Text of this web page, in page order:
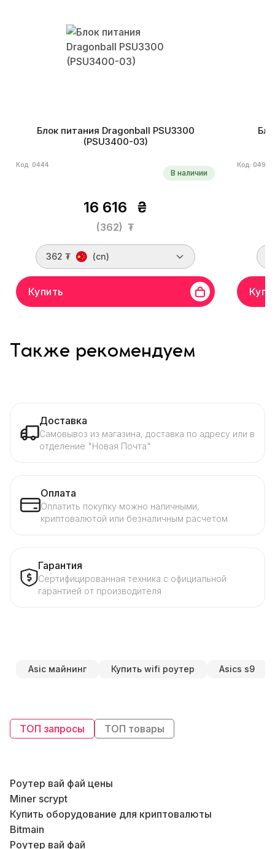
Блок питания Dragonball PSU3300
(PSU3400-03)
Код: 0444
В наличии
16 616 ₴
(362) ₮
362 ₮ (cn)
Купить
Код: 0492
Также рекомендуем
Доставка
Самовывоз из магазина, доставка по адресу или в
отделение "Новая Почта"
Оплата
Оплатить покупку можно наличными,
криптовалютой или безналичным расчетом
Гарантия
Сертифицированная техника с официальной
гарантией от производителя
Asic майнинг Купить wifi роутер Asics s9
ТОП запросы ТОП товары
Роутер вай фай цены
Miner scrypt
Купить оборудование для криптовалюты
Bitmain
Роутер вай фай